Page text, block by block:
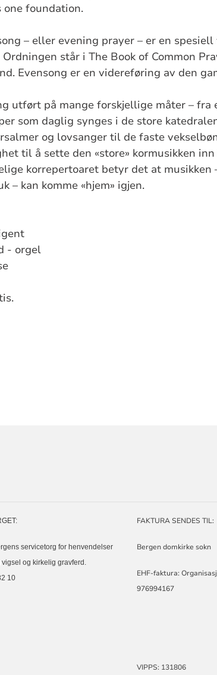
one foundation.
– eller evening prayer – er en
står i The Book of Common
Evensong er en videreføring av den
utført på mange forskjellige måter – fra
som daglig synges i de store
og lovsanger til de faste
til å sette den «store» kormusikken
korrepertoaret betyr det at musikken
– kan komme «hjem» igjen.
- orgel
servicetorg for henvendelser
og kirkelig gravferd.
10
FAKTURA SENDES TIL:
Bergen domkirke sokn
EHF-faktura:
976994167
VIPPS: 131806